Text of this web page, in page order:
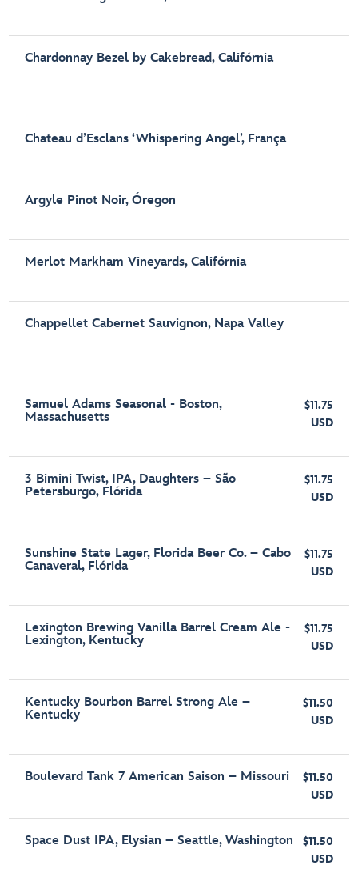
Chardonnay Bezel by Cakebread, Califórnia
Chateau d’Esclans ‘Whispering Angel’, França
Argyle Pinot Noir, Óregon
Merlot Markham Vineyards, Califórnia
Chappellet Cabernet Sauvignon, Napa Valley
Samuel Adams Seasonal - Boston,
Massachusetts
$11.75
USD
3 Bimini Twist, IPA, Daughters – São
Petersburgo, Flórida
$11.75
USD
Sunshine State Lager, Florida Beer Co. – Cabo
Canaveral, Flórida
$11.75
USD
Lexington Brewing Vanilla Barrel Cream Ale -
Lexington, Kentucky
$11.75
USD
Kentucky Bourbon Barrel Strong Ale –
Kentucky
$11.50
USD
Boulevard Tank 7 American Saison – Missouri
$11.50
USD
Space Dust IPA, Elysian – Seattle, Washington
$11.50
USD